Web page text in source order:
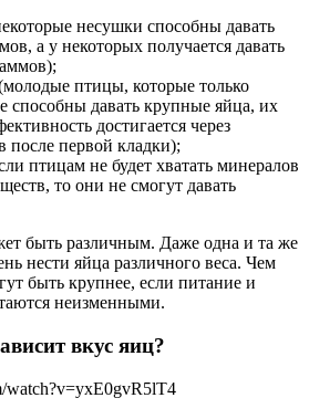
несушки способны давать
а у некоторых получается давать
птицы, которые только
способны давать крупные яйца, их
достигается через
после первой кладки);
птицам не будет хватать минералов
то они не смогут давать
быть различным. Даже одна и та же
нести яйца различного веса. Чем
быть крупнее, если питание и
неизменными.
вкус яиц?
watch?v=yxE0gvR5lT4